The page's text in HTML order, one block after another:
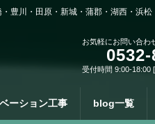
豊川・田原・新城・蒲郡・湖西・浜松
お気軽にお問い合わ
受付時間 9:00-18:00
ーション工事 blog一覧